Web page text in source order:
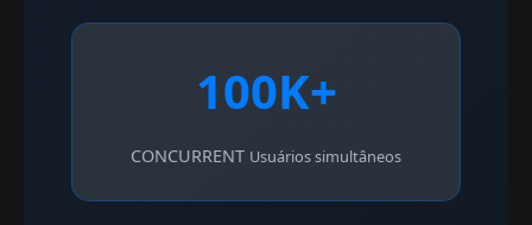
100K+
CONCURRENT Usuários simultâneos